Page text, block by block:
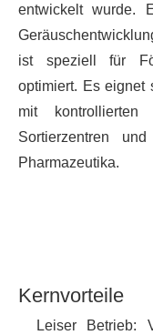
entwickelt wurde.
ist speziell für
optimiert. Es eignet
mit kontrollierten
Sortierzentren
Pharmazeutika.
Kernvorteile
Leiser Betrieb: